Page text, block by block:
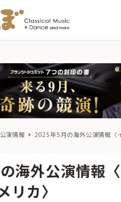
演情報
2025年5月の海外公演情報〈
海外公演情報
リカ〉